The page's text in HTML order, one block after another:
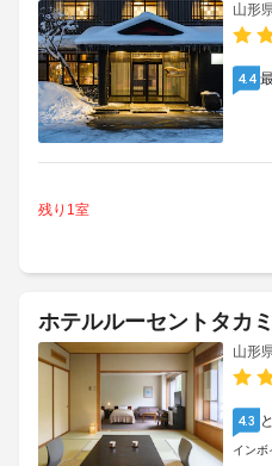
山形
4.4
残り1室
ホテルルーセントタカ
山形
4.3
インボ